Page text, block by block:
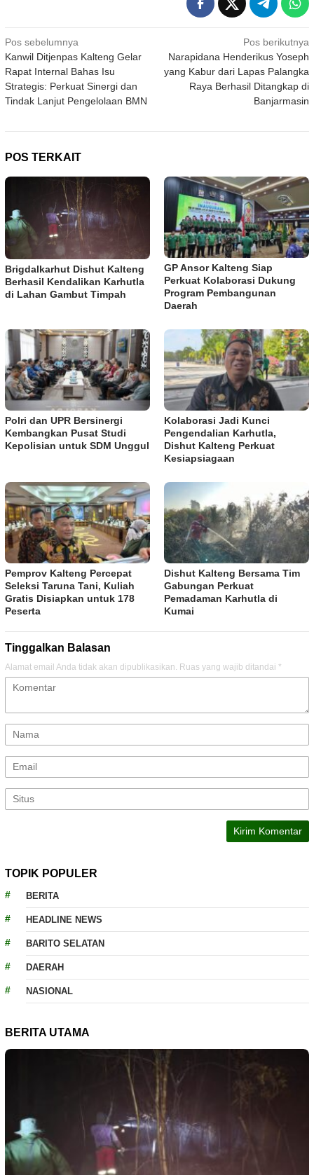
Navigasi
pos
Pos sebelumnya
Kanwil Ditjenpas Kalteng Gelar
Rapat Internal Bahas Isu
Strategis: Perkuat Sinergi dan
Tindak Lanjut Pengelolaan BMN
Pos berikutnya
Narapidana Henderikus Yoseph
yang Kabur dari Lapas Palangka
Raya Berhasil Ditangkap di
Banjarmasin
POS TERKAIT
Brigdalkarhut Dishut Kalteng
Berhasil Kendalikan Karhutla
di Lahan Gambut Timpah
GP Ansor Kalteng Siap
Perkuat Kolaborasi Dukung
Program Pembangunan
Daerah
Polri dan UPR Bersinergi
Kembangkan Pusat Studi
Kepolisian untuk SDM Unggul
Kolaborasi Jadi Kunci
Pengendalian Karhutla,
Dishut Kalteng Perkuat
Kesiapsiagaan
Pemprov Kalteng Percepat
Seleksi Taruna Tani, Kuliah
Gratis Disiapkan untuk 178
Peserta
Dishut Kalteng Bersama Tim
Gabungan Perkuat
Pemadaman Karhutla di
Kumai
Tinggalkan Balasan
Alamat email Anda tidak akan dipublikasikan. Ruas yang wajib ditandai *
TOPIK POPULER
BERITA
HEADLINE NEWS
BARITO SELATAN
DAERAH
NASIONAL
BERITA UTAMA